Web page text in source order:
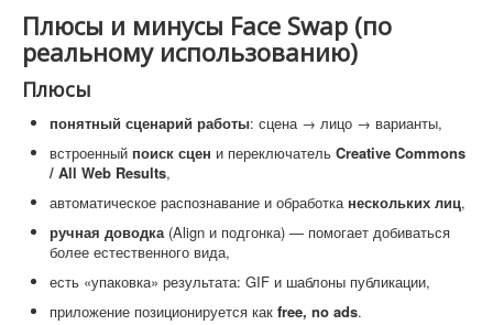
Плюсы и минусы Face Swap (по
реальному использованию)
Плюсы
понятный сценарий работы: сцена → лицо → варианты,
встроенный поиск сцен и переключатель Creative Commons
/ All Web Results,
автоматическое распознавание и обработка нескольких лиц,
ручная доводка(Align и подгонка) — помогает добиваться
более естественного вида,
есть «упаковка» результата: GIF и шаблоны публикации,
приложение позиционируется как free, no ads.